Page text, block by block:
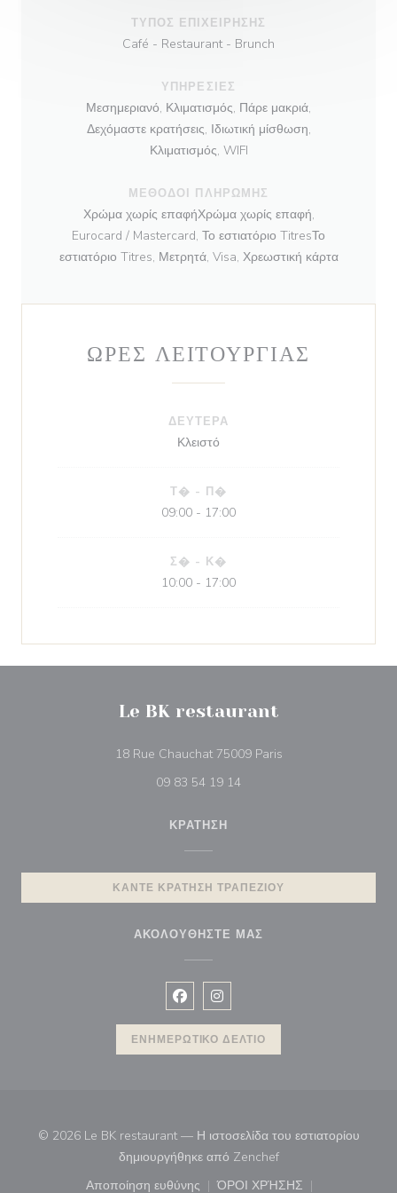
ΤΎΠΟΣ ΕΠΙΧΕΊΡΗΣΗΣ
Café - Restaurant - Brunch
ΥΠΗΡΕΣΊΕΣ
Μεσημεριανό, Κλιματισμός, Πάρε μακριά,
Δεχόμαστε κρατήσεις, Ιδιωτική μίσθωση,
Κλιματισμός, WIFI
ΜΈΘΟΔΟΙ ΠΛΗΡΩΜΉΣ
Χρώμα χωρίς επαφήΧρώμα χωρίς επαφή,
Eurocard / Mastercard, Το εστιατόριο TitresΤο
εστιατόριο Titres, Μετρητά, Visa, Χρεωστική κάρτα
ΏΡΕΣ ΛΕΙΤΟΥΡΓΊΑΣ
ΔΕΥΤΈΡΑ
Κλειστό
Τ� - Π�
09:00 - 17:00
Σ� - Κ�
10:00 - 17:00
Le BK restaurant
18 Rue Chauchat 75009 Paris((ανοίγει σε νέο
09 83 54 19 14
ΚΡΆΤΗΣΗ
ΚΆΝΤΕ ΚΡΆΤΗΣΗ ΤΡΑΠΕΖΙΟΎ
ΑΚΟΛΟΥΘΉΣΤΕ ΜΑΣ
Facebook ((ανοίγει σε νέο
Instagram ((ανοίγει σε νέο
ΕΝΗΜΕΡΩΤΙΚΌ ΔΕΛΤΊΟ
© 2026 Le BK restaurant — Η ιστοσελίδα του εστιατορίου
δημιουργήθηκε από Zenchef((ανοίγει σε νέο
Αποποίηση ευθύνης
ΌΡΟΙ ΧΡΉΣΗΣ